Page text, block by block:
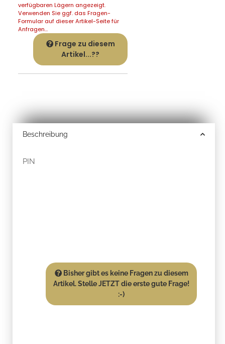
verfügbaren Lägern angezeigt.
Verwenden Sie ggf. das Fragen-
Formular auf dieser Artikel-Seite für
Anfragen...
Frage zu diesem
Artikel...??
Beschreibung
PIN
Bisher gibt es keine Fragen zu diesem
Artikel. Stelle JETZT die erste gute Frage!
:-)